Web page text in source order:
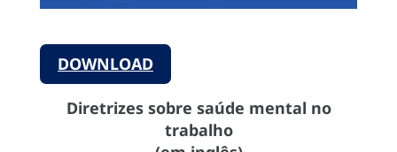
DOWNLOAD
Diretrizes sobre saúde mental no
trabalho